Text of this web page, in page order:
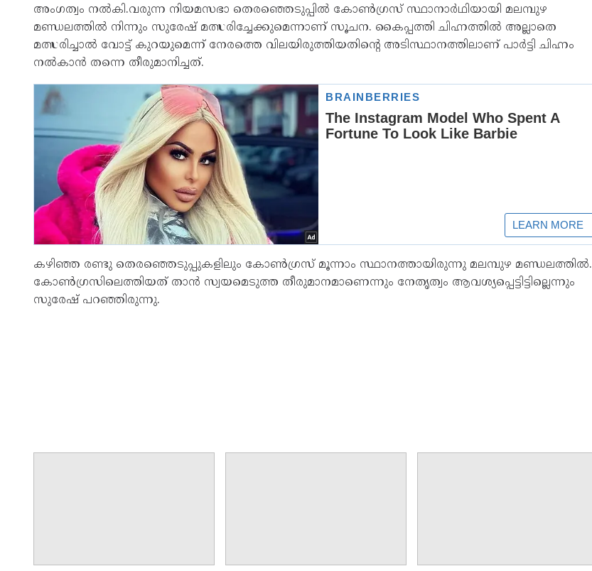
അംഗത്വം നൽകി.വരുന്ന നിയമസഭാ തെരഞ്ഞെടുപ്പിൽ കോൺഗ്രസ് സ്ഥാനാർഥിയായി മലമ്പുഴ
മണ്ഡലത്തിൽ നിന്നും സുരേഷ് മത്സരിച്ചേക്കുമെന്നാണ് സൂചന. കൈപ്പത്തി ചിഹ്നത്തിൽ അല്ലാതെ
മത്സരിച്ചാൽ വോട്ട് കുറയുമെന്ന് നേരത്തെ വിലയിരുത്തിയതിന്‍റെ അടിസ്ഥാനത്തിലാണ് പാർട്ടി ചിഹ്നം
നൽകാൻ തന്നെ തീരുമാനിച്ചത്.
കഴിഞ്ഞ രണ്ടു തെരഞ്ഞെടുപ്പുകളിലും കോൺഗ്രസ് മൂന്നാം സ്ഥാനത്തായിരുന്നു മലമ്പുഴ മണ്ഡലത്തിൽ.
കോൺഗ്രസിലെത്തിയത് താൻ സ്വയമെടുത്ത തീരുമാനമാണെന്നും നേതൃത്വം ആവശ‍്യപ്പെട്ടിട്ടില്ലെന്നും
സുരേഷ് പറഞ്ഞിരുന്നു.